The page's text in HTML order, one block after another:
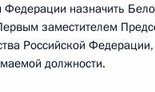
Федерации назначить
заместителем
Российской
должности.